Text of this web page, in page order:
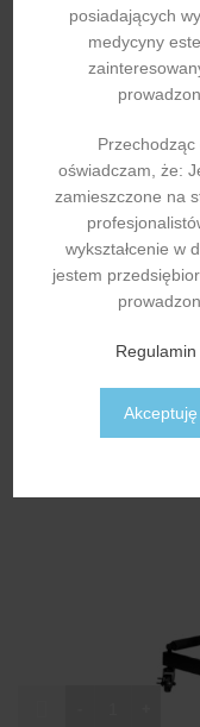
posiadających
medycyny
oświadczam, że:
zamieszczone na
wykształcenie w
jestem
ilość Konsola
Konsola
Konsole
ilość Konsola